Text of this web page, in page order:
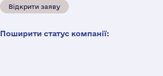
Відкрити заяву
Поширити статус компанії: